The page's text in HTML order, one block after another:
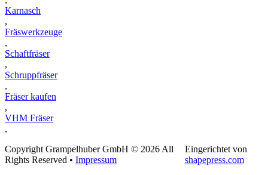
Karnasch
,
Fräswerkzeuge
,
Schaftfräser
,
Schruppfräser
,
Fräser kaufen
,
VHM Fräser
,
Copyright Grampelhuber GmbH © 2026 All
Rights Reserved • Impressum
Eingerichtet von
shapepress.com